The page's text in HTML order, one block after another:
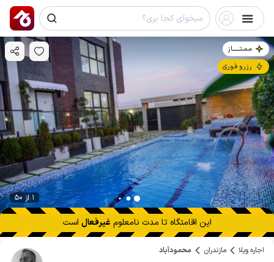
مـمـتــــــاز
رزرو فوری
1 از 50
این اقامتگاه تا مدت نامعلوم غیرفعال است
اجاره ویلا مازندران محمودآباد